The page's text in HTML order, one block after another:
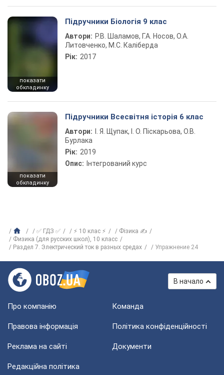
показати
обкладинку
Підручники Біологія 9 клас
Автори: Р.В. Шаламов, Г.А. Носов, О.А.
Литовченко, М.С. Каліберда
Рік: 2017
показати
обкладинку
Підручники Всесвітня історія 6 клас
Автори:
І. Я. Щупак, І. О. Піскарьова, О.В.
Бурлака
Рік: 2019
Опис: Інтегрований курс
✅ ГДЗ ✅ ⚡ 10 клас ⚡
Фізика ✍
Физика (для русских школ), 10 класс
Раздел 7. Электрический ток в разных средах
Упражнение 24
В начало
Про компанію Команда
Правова інформація Політика конфіденційності
Реклама на сайті Документи
Редакційна політика